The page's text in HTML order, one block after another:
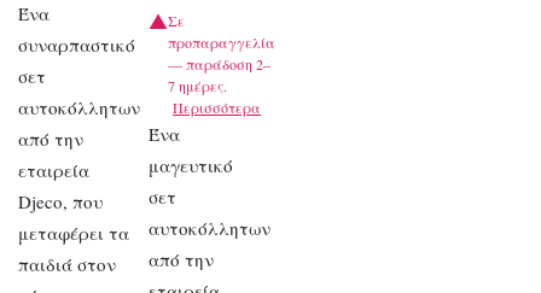
Ένα
συναρπαστικό
σετ
αυτοκόλλητων
από την
εταιρεία
Djeco, που
μεταφέρει τα
παιδιά στον
Σε
προπαραγγελία
— παράδοση 2–
7 ημέρες.
Περισσότερα
Ένα
μαγευτικό
σετ
αυτοκόλλητων
από την